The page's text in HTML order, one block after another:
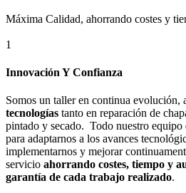
Máxima Calidad, ahorrando costes y
1
Innovación Y Confianza
Somos un taller en continua evolución,
tecnologías tanto en reparación de
pintado y secado. Todo nuestro equipo
para adaptarnos a los avances
implementarnos y mejorar
servicio ahorrando costes, tiempo y
garantía de cada trabajo realizado.